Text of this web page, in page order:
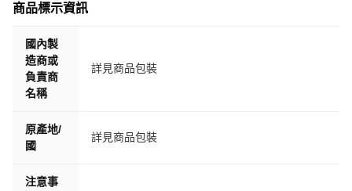
商品標示資訊
國內製
造商或
負責商
名稱
詳見商品包裝
原產地/
國
詳見商品包裝
注意事